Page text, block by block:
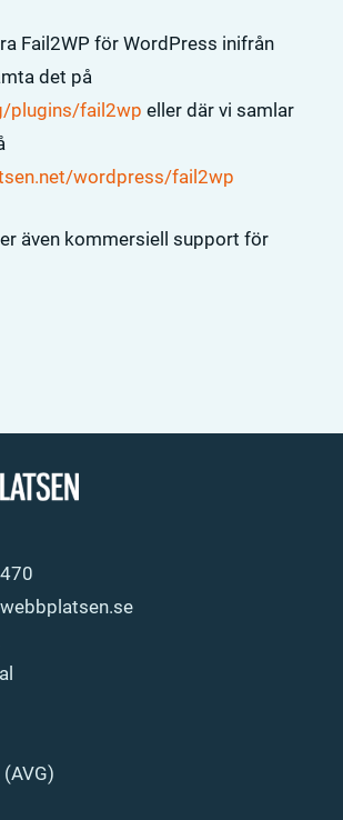
Fail2WP för WordPress inifrån
det på
plugins/fail2wp eller där vi samlar
wordpress/fail2wp
även kommersiell support för